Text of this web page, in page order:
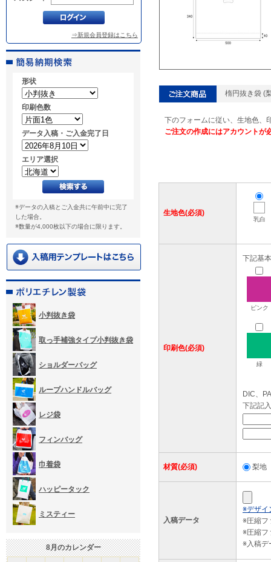
⇒新規会員登録はこちら
形状
印刷色数
データ入稿・ご入金完了日
エリア選択
※データの入稿とご入金共に午前中に完了
した場合。
※数量が4,000枚以下の場合に限ります。
小判抜き袋
取っ手補強タイプ小判抜き袋
ショルダーバッグ
ループハンドルバッグ
レジ袋
フィンバッグ
巾着袋
ハッピータック
ミスティー
8月のカレンダー
楕円抜き袋 (
下のフォームに従い、生地色、
ご注文の作成にはアカウントが
生地色(必須)
乳白
印刷色(必須)
下記基
ピンク
緑
DIC、
下記記
材質(必須) 梨地
入稿データ
※デザイ
※圧縮フ
※圧縮フ
※入稿デ